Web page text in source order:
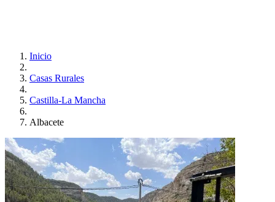
Inicio
Casas Rurales
Castilla-La Mancha
Albacete